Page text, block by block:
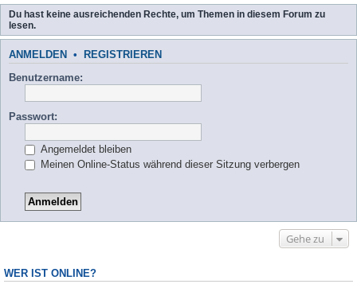
h
Du hast keine ausreichenden Rechte, um Themen in diesem Forum zu
lesen.
ANMELDEN • REGISTRIEREN
Benutzername:
Passwort:
Angemeldet bleiben
Meinen Online-Status während dieser Sitzung verbergen
Gehe zu
WER IST ONLINE?